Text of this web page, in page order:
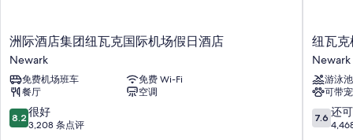
50-英寸智能电视，带流媒体服务和有线频道
衣柜/壁橱、迷你冰箱和微波炉
洲
际
酒
店
集
团
纽
洲际酒店集团纽瓦克国际机场假日酒店
Newark
免费机场班车
免费 Wi-Fi
餐厅
空调
8.2
分，
8.2 很好
3,208 条点评
纽
瓦
克
机
场
希
尔
纽瓦克
Newark
游泳池
可带
7.6
分，
7.6 还